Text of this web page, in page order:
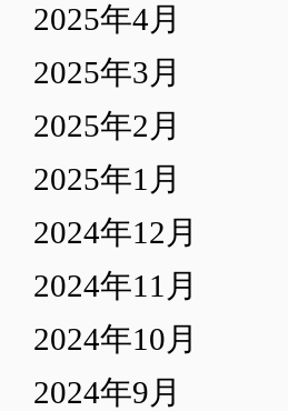
2025年4月
2025年3月
2025年2月
2025年1月
2024年12月
2024年11月
2024年10月
2024年9月